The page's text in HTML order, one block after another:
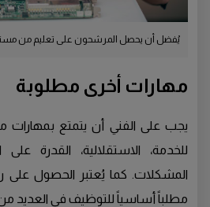
يُفضل أن يحصل المرشحون على تعليم من مستوى
مهارات أخرى مطلوبة
يجب على الفني أن يتمتع بمهارات
للخدمة، الاستقلالية، القدرة
مطلباً أساسياً للتوظيف في العديد